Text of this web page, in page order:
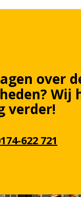
over
Wij
verder!
622 721